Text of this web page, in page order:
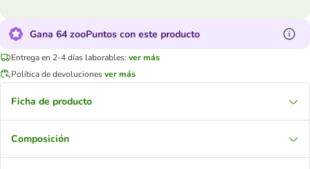
Gana 64 zooPuntos con este producto
Entrega en 2-4 días laborables: ver más
Política de devolucionesver más
Ficha de producto
Composición